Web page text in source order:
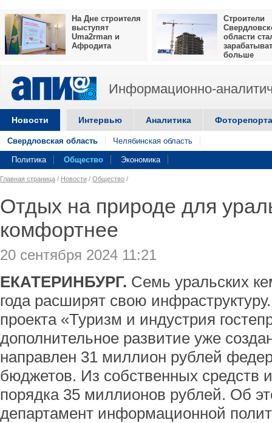
На Дне строителя
выступят
Uma2rman и
Афродита
Строители
области
больше
Информационно-
Новости Интервью Аналитика
Свердловская область Челябинская область
Политика Общество Экономика
Главная страница / Новости / Общество /
Отдых на природе для
комфортнее
20 сентября 2024 11:21
ЕКАТЕРИНБУРГ. Семь уральских
года расширят свою
проекта «Туризм и индустрия
дополнительное развитие уже
направлен 31 миллион рублей
бюджетов. Из собственных средств
порядка 35 миллионов рублей. Об
департамент информационной